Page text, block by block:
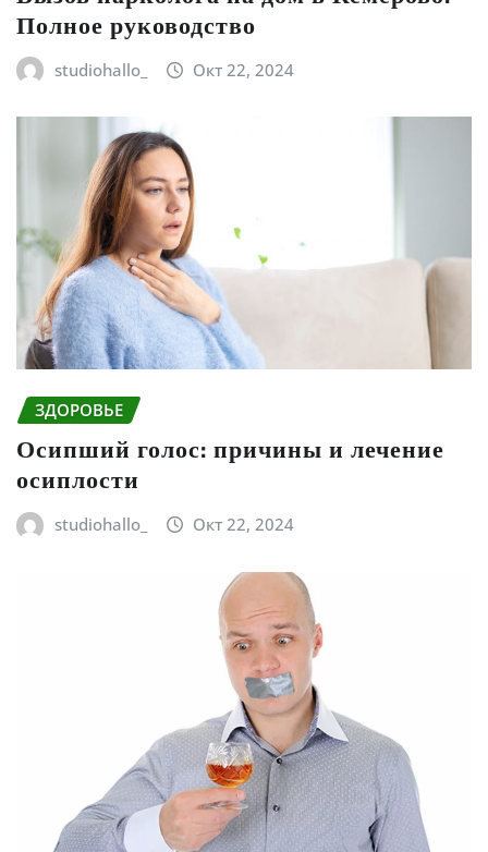
Полное руководство
studiohallo_ Окт 22, 2024
ЗДОРОВЬЕ
Осипший голос: причины и лечение
осиплости
studiohallo_ Окт 22, 2024